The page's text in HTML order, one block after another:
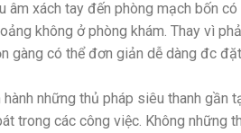
âm xách tay đến phòng mạch bốn có
không ở phòng khám. Thay vì
gàng có thể đơn giản dễ dàng đc
những thủ pháp siêu thanh gần
trong các công việc. Không những